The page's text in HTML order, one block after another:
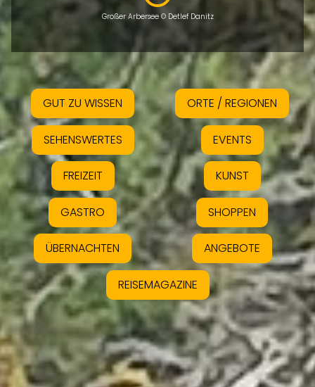
Großer Arbersee © Detlef Danitz
GUT ZU WISSEN ORTE / REGIONEN
SEHENSWERTES EVENTS
FREIZEIT KUNST
GASTRO SHOPPEN
ÜBERNACHTEN ANGEBOTE
REISEMAGAZINE
GUT ZU WISSEN
Eigenen Eintrag kostenlos erstellen >